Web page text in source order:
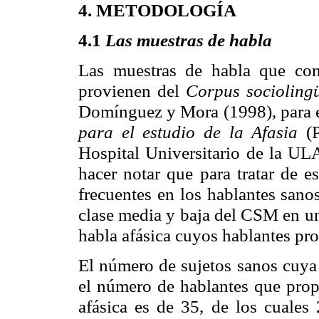
4. METODOLOGÍA
4.1 Las muestras de habla
Las muestras de habla que
provienen del Corpus
Domínguez y Mora (1998), para
para el estudio de la Afasia
Hospital Universitario de la
hacer notar que para tratar de
frecuentes en los hablantes
clase media y baja del CSM en
habla afásica cuyos hablantes
El número de sujetos sanos
el número de hablantes que
afásica es de 35, de los